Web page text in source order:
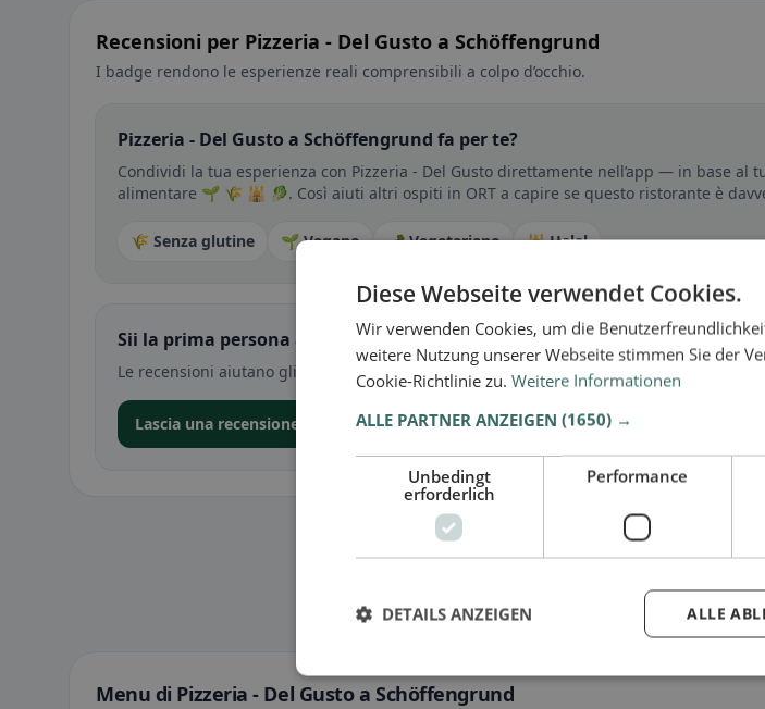
Recensioni per Pizzeria - Del Gusto a Schöffengrund
I badge rendono le esperienze reali comprensibili a colpo d’occhio.
Pizzeria - Del Gusto a Schöffengrund fa per te?
Condividi la tua esperienza con Pizzeria - Del Gusto direttamente nell’app — in base al
alimentare 🌱 🌾 🕌 🥬. Così aiuti altri ospiti in ORT a capire se questo ristorante è
🌾 Senza glutine 🌱 Vegano 🥕 Vegetariano 🕌 Halal
Sii la prima persona a condividere la tua esperienza
Le recensioni aiutano gli altri a decidere — soprattutto per senza glutine, vegano,
Lascia una recensione nell’app
Menu di Pizzeria - Del Gusto a Schöffengrund
Diese Webseite verwendet Cookies.
Wir verwenden Cookies, um die
weitere Nutzung unserer Webseite stimmen Sie der
Cookie-Richtlinie zu. Weitere Informationen
ALLE PARTNER ANZEIGEN (1650) →
Unbedingt
erforderlich
Performance
ALLE
DETAILS ANZEIGEN